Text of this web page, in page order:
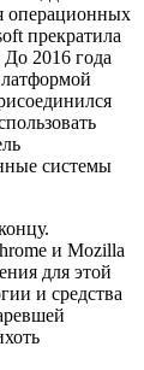
операционных
прекратила
2016 года
системы
и Mozilla
для этой
и средства